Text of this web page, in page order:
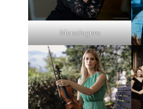
Monologues